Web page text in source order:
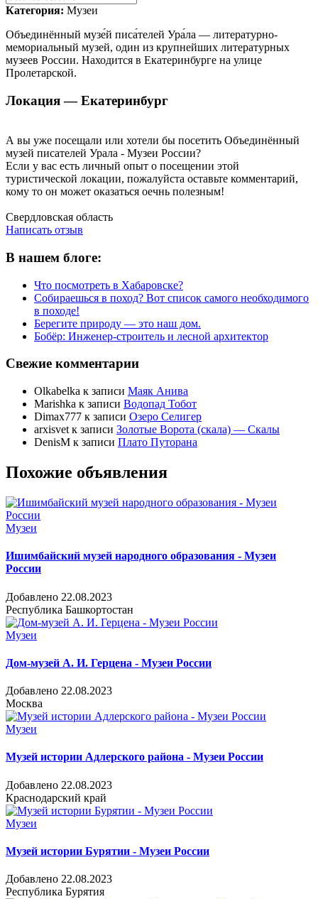
Категория: Музеи
Объединённый музе́й писа́телей Ура́ла — литературно-
мемориальный музей, один из крупнейших литературных
музеев России. Находится в Екатеринбурге на улице
Пролетарской.
Локация — Екатеринбург
А вы уже посещали или хотели бы посетить Объединённый
музей писателей Урала - Музеи России?
Если у вас есть личный опыт о посещении этой
туристической локации, пожалуйста оставьте комментарий,
кому то он может оказаться оечнь полезным!
Свердловская область
Написать отзыв
В нашем блоге:
Что посмотреть в Хабаровске?
Собираешься в поход? Вот список самого необходимого
в походе!
Берегите природу — это наш дом.
Бобёр: Инженер-строитель и лесной архитектор
Свежие комментарии
Olkabelka к записи Маяк Анива
Marishka к записи Водопад Тобот
Dimax777 к записи Озеро Селигер
arxisvet к записи Золотые Ворота (скала) — Скалы
DenisM к записи Плато Путорана
Похожие объявления
Музеи
Ишимбайский музей народного образования - Музеи
России
Добавлено 22.08.2023
Республика Башкортостан
Музеи
Дом-музей А. И. Герцена - Музеи России
Добавлено 22.08.2023
Москва
Музеи
Музей истории Адлерского района - Музеи России
Добавлено 22.08.2023
Краснодарский край
Музеи
Музей истории Бурятии - Музеи России
Добавлено 22.08.2023
Республика Бурятия